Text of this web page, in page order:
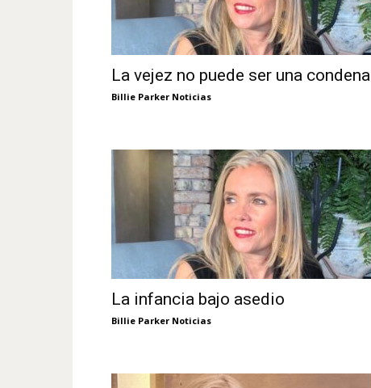
La vejez no puede ser una condena
Billie Parker Noticias
La infancia bajo asedio
Billie Parker Noticias